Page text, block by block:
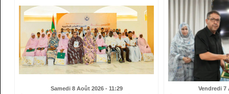
Samedi 8 Août 2026 - 11:29 Vendredi 7